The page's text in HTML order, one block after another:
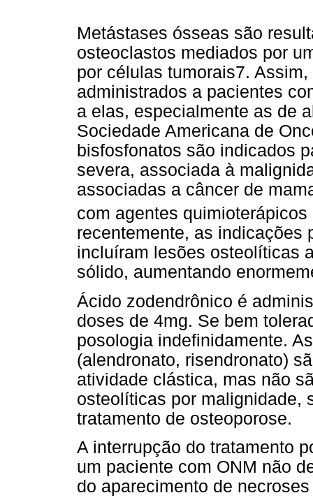
Metástases ósseas são
osteoclastos mediados por
por células tumorais7.
administrados a pacientes
a elas, especialmente as de
Sociedade Americana de
bisfosfonatos são indicados
severa, associada à
associadas a câncer de
com agentes
recentemente, as indicações
incluíram lesões osteolíticas
sólido, aumentando
Ácido zodendrônico é
doses de 4mg. Se bem
posologia indefinidamente.
(alendronato, risendronato)
atividade clástica, mas não
osteolíticas por malignidade,
tratamento de osteoporose.
A interrupção do tratamento
um paciente com ONM não
do aparecimento de